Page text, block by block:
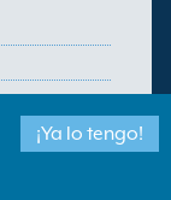
¡Ya lo tengo!